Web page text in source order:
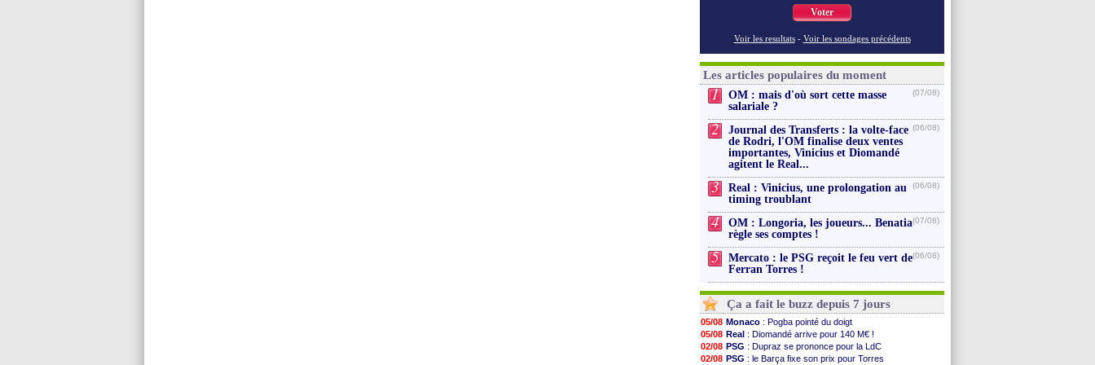
Voter
Voir les resultats - Voir les sondages précédents
Les articles populaires du moment
1
OM : mais d'où sort cette masse
salariale ?
(07/08)
2
Journal des Transferts : la volte-face
de Rodri, l'OM finalise deux ventes
importantes, Vinicius et Diomandé
agitent le Real...
(06/08)
3
Real : Vinicius, une prolongation au
timing troublant
(06/08)
4
OM : Longoria, les joueurs... Benatia
règle ses comptes !
(07/08)
5
Mercato : le PSG reçoit le feu vert de
Ferran Torres !
(06/08)
Ça a fait le buzz depuis 7 jours
05/08 Monaco : Pogba pointé du doigt
05/08 Real : Diomandé arrive pour 140 M€ !
02/08 PSG : Dupraz se prononce pour la LdC
02/08 PSG : le Barça fixe son prix pour Torres